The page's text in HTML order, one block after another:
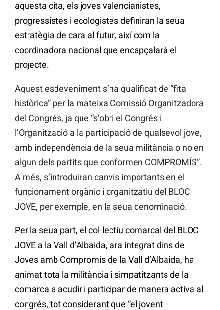
aquesta cita, els joves valencianistes,
progressistes i ecologistes definiran la seua
estratègia de cara al futur, així com la
coordinadora nacional que encapçalarà el
projecte.
Aquest esdeveniment s’ha qualificat de “fita
històrica” per la mateixa Comissió Organitzadora
del Congrés, ja que “s’obri el Congrés i
l’Organització a la participació de qualsevol jove,
amb independència de la seua militància o no en
algun dels partits que conformen COMPROMÍS”.
A més, s’introduiran canvis importants en el
funcionament orgànic i organitzatiu del BLOC
JOVE, per exemple, en la seua denominació.
Per la seua part, el col·lectiu comarcal del BLOC
JOVE a la Vall d’Albaida, ara integrat dins de
Joves amb Compromís de la Vall d’Albaida, ha
animat tota la militància i simpatitzants de la
comarca a acudir i participar de manera activa al
congrés, tot considerant que “el jovent